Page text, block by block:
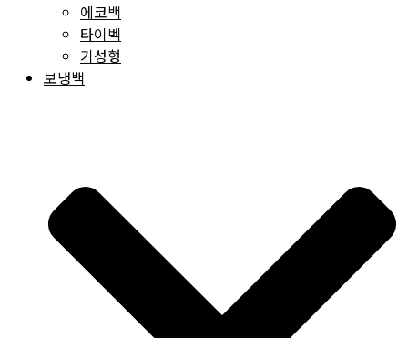
에코백
타이벡
기성형
보냉백